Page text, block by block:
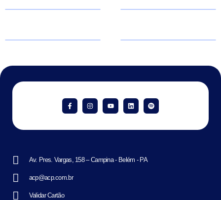
Av. Pres. Vargas, 158 – Campina - Belém - PA
acp@acp.com.br
Validar Cartão